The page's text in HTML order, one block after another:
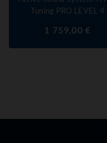
Tuning PRO LEVEL 4
Prix1 759,00 €